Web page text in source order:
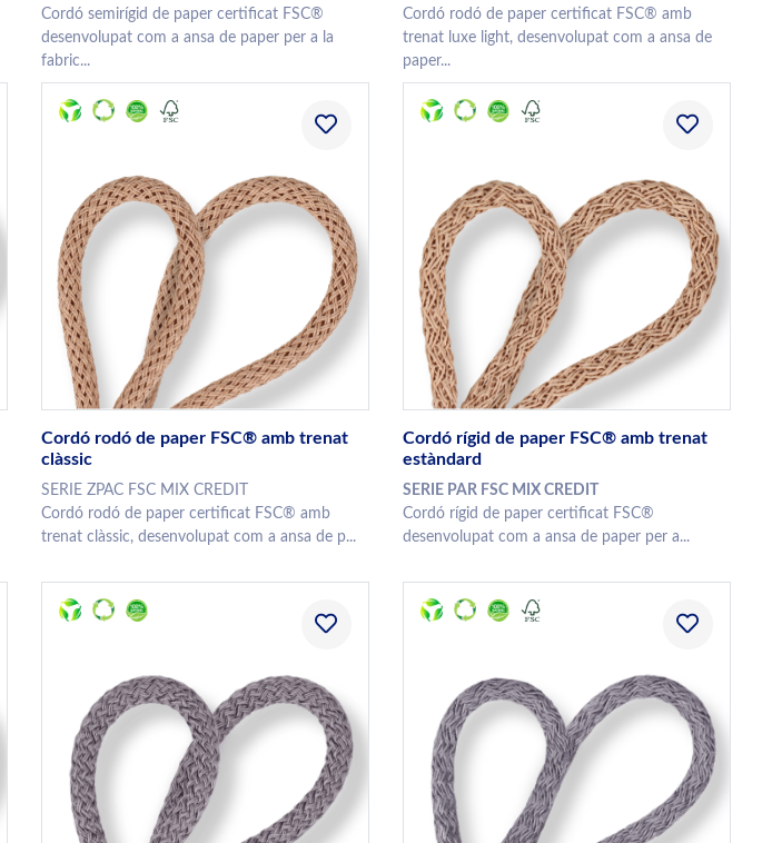
Cordó semirígid de paper certificat FSC®
desenvolupat com a ansa de paper per a la
fabric...
Cordó rodó de paper certificat FSC® amb
trenat luxe light, desenvolupat com a ansa de
paper...
Cordó rodó de paper FSC® amb trenat
clàssic
SERIE ZPAC FSC MIX CREDIT
Cordó rodó de paper certificat FSC® amb
trenat clàssic, desenvolupat com a ansa de p...
Cordó rígid de paper FSC® amb trenat
estàndard
SERIE PAR FSC MIX CREDIT
Cordó rígid de paper certificat FSC®
desenvolupat com a ansa de paper per a...